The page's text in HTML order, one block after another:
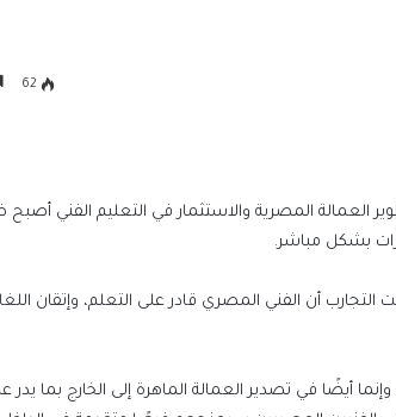
62
العمالة المصرية والاستثمار في التعليم الفني أصبح
بشكل مباشر.
أن الفني المصري قادر على التعلم، وإتقان
أيضًا في تصدير العمالة الماهرة إلى الخارج بما